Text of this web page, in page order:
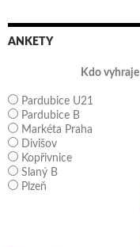
ANKETY
Kdo
Pardubice U21
Pardubice B
Markéta Praha
Divišov
Kopřivnice
Slaný B
Plzeň